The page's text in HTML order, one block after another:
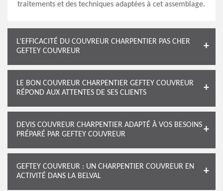
traitements et des techniques adaptées à cet assemblage.
L’EFFICACITÉ DU COUVREUR CHARPENTIER PAS CHER
GEFTEY COUVREUR
LE BON COUVREUR CHARPENTIER GEFTEY COUVREUR
RÉPOND AUX ATTENTES DE SES CLIENTS
DEVIS COUVREUR CHARPENTIER ADAPTÉ À VOS BESOINS
PRÉPARÉ PAR GEFTEY COUVREUR
GEFTEY COUVREUR : UN CHARPENTIER COUVREUR EN
ACTIVITÉ DANS LA BELVAL